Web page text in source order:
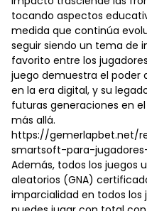
tocando aspectos
medida que continúa
seguir siendo un tema de
favorito entre los
juego demuestra el poder
en la era digital, y su
futuras generaciones en
más allá.
https://gemerlapbet.net/
smartsoft-para-
Además, todos los juegos
aleatorios (GNA)
imparcialidad en todos los